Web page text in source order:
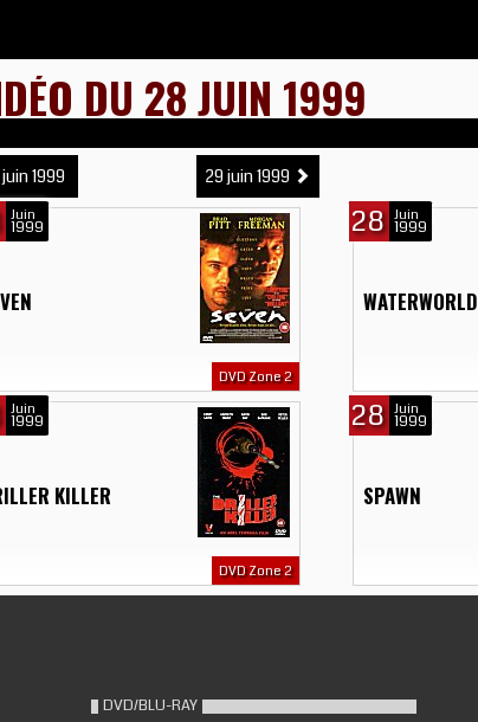
DU 28 JUIN 1999
1999 29 juin 1999
Juin
1999
DVD Zone 2
28 Juin
1999
WATERWORLD
Juin
1999
KILLER
DVD Zone 2
28 Juin
1999
SPAWN
DVD/BLU-RAY